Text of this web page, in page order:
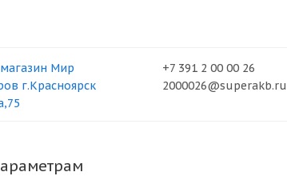
+7 391 2 00 00 26
2000026@superakb.ru
Мир
г.Красноярск